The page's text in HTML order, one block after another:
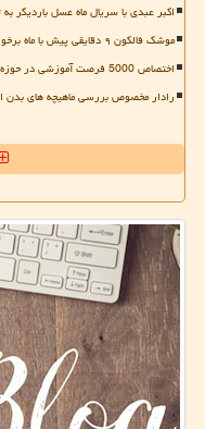
اکبر عبدی با سریال ماه عسل باردیگر
موشک فالکون ۹ دقایقی پیش با ماه برخورد کرد
اختصاص 5000 فرصت آموزشی در حوزه AI به کشورهای درحال توسعه
رادار مخصوص بررسی ماهیچه های بدن